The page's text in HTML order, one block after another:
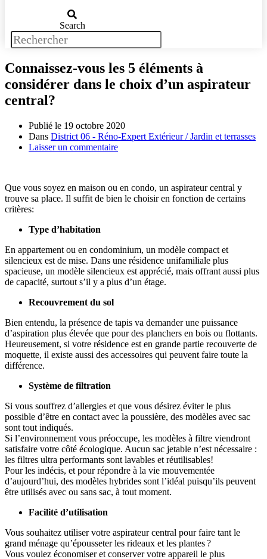
Search
Connaissez-vous les 5 éléments à
considérer dans le choix d’un aspirateur
central?
Publié le 19 octobre 2020
Dans District 06 - Réno-Expert Extérieur / Jardin et terrasses
Laisser un commentaire
Que vous soyez en maison ou en condo, un aspirateur central y
trouve sa place. Il suffit de bien le choisir en fonction de certains
critères:
Type d’habitation
En appartement ou en condominium, un modèle compact et
silencieux est de mise. Dans une résidence unifamiliale plus
spacieuse, un modèle silencieux est apprécié, mais offrant aussi plus
de capacité, surtout s’il y a plus d’un étage.
Recouvrement du sol
Bien entendu, la présence de tapis va demander une puissance
d’aspiration plus élevée que pour des planchers en bois ou flottants.
Heureusement, si votre résidence est en grande partie recouverte de
moquette, il existe aussi des accessoires qui peuvent faire toute la
différence.
Système de filtration
Si vous souffrez d’allergies et que vous désirez éviter le plus
possible d’être en contact avec la poussière, des modèles avec sac
sont tout indiqués.
Si l’environnement vous préoccupe, les modèles à filtre viendront
satisfaire votre côté écologique. Aucun sac jetable n’est nécessaire :
les filtres ultra performants sont lavables et réutilisables!
Pour les indécis, et pour répondre à la vie mouvementée
d’aujourd’hui, des modèles hybrides sont l’idéal puisqu’ils peuvent
être utilisés avec ou sans sac, à tout moment.
Facilité d’utilisation
Vous souhaitez utiliser votre aspirateur central pour faire tant le
grand ménage qu’épousseter les rideaux et les plantes ?
Vous voulez économiser et conserver votre appareil le plus